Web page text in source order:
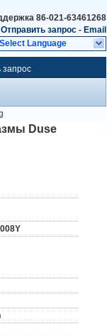
86-021-63461268
Отправить запрос - Email
Select Language
запрос
Duse